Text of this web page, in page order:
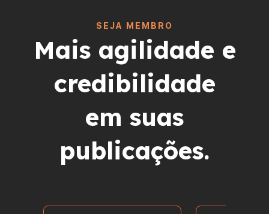
SEJA MEMBRO
Mais agilidade e
credibilidade
em suas
publicações.